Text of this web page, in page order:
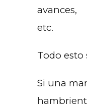
avances,
etc.
Todo esto
Si una